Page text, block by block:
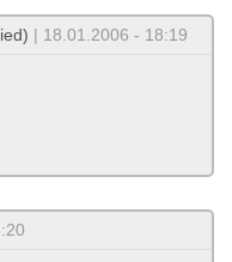
| 18.01.2006 - 18:19